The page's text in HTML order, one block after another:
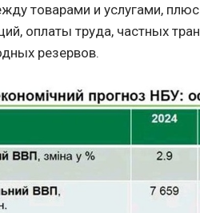
товарами и услугами,
оплаты труда, частных
резервов.